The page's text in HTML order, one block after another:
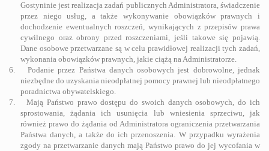
Gostyninie jest realizacja zadań publicznych Administratora, świadczenie
przez niego usług, a także wykonywanie obowiązków prawnych i
dochodzenie ewentualnych roszczeń, wynikających z przepisów prawa
cywilnego oraz obrony przed roszczeniami, jeśli takowe się pojawią.
Dane osobowe przetwarzane są w celu prawidłowej realizacji tych zadań,
wykonania obowiązków prawnych, jakie ciążą na Administratorze.
6.
Podanie przez Państwa danych osobowych jest dobrowolne, jednak
niezbędne do uzyskania nieodpłatnej pomocy prawnej lub nieodpłatnego
poradnictwa obywatelskiego.
7.
Mają Państwo prawo dostępu do swoich danych osobowych, do ich
sprostowania, żądania ich usunięcia lub wniesienia sprzeciwu, jak
również prawo do żądania od Administratora ograniczenia przetwarzania
Państwa danych, a także do ich przenoszenia. W przypadku wyrażenia
zgody na przetwarzanie danych mają Państwo prawo do jej wycofania w